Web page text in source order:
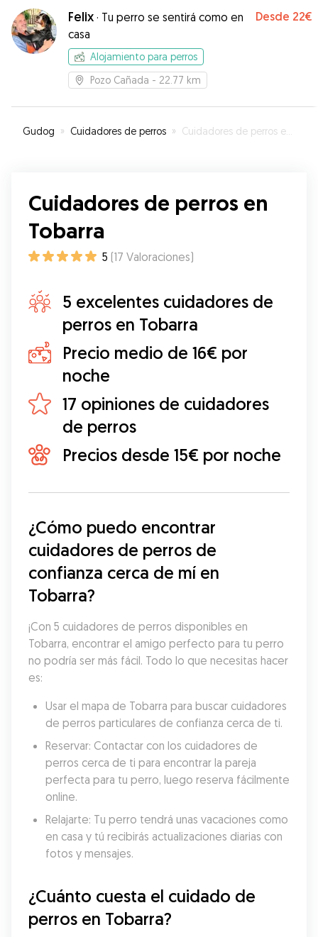
Felix · Tu perro se sentirá como en
casa
Desde 22€
Alojamiento para perros
Pozo Cañada - 22.77 km
Gudog » Cuidadores de perros » Cuidadores de perros en Tobarra
Cuidadores de perros en
Tobarra
5 (17 Valoraciones)
5 excelentes cuidadores de
perros en Tobarra
Precio medio de 16€ por
noche
17 opiniones de cuidadores
de perros
Precios desde 15€ por noche
¿Cómo puedo encontrar
cuidadores de perros de
confianza cerca de mí en
Tobarra?
¡Con 5 cuidadores de perros disponibles en
Tobarra, encontrar el amigo perfecto para tu perro
no podría ser más fácil. Todo lo que necesitas hacer
es:
Usar el mapa de Tobarra para buscar cuidadores
de perros particulares de confianza cerca de ti.
Reservar: Contactar con los cuidadores de
perros cerca de ti para encontrar la pareja
perfecta para tu perro, luego reserva fácilmente
online.
Relajarte: Tu perro tendrá unas vacaciones como
en casa y tú recibirás actualizaciones diarias con
fotos y mensajes.
¿Cuánto cuesta el cuidado de
perros en Tobarra?